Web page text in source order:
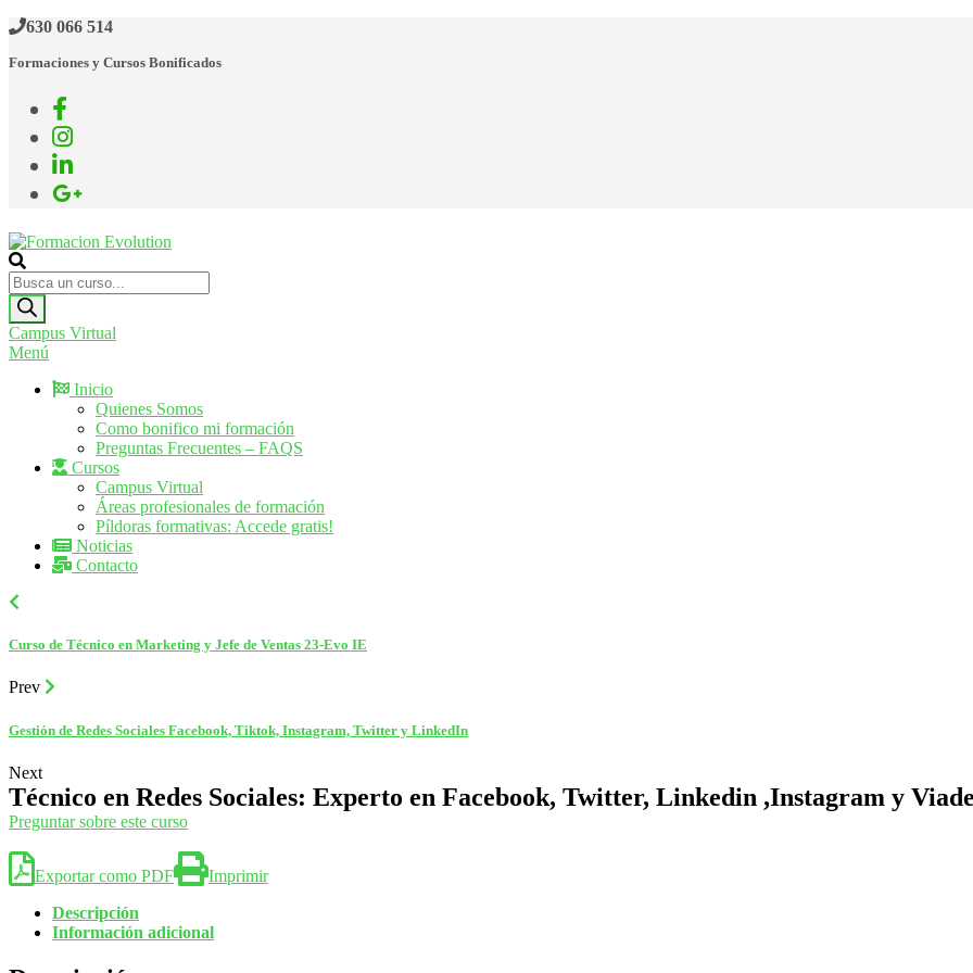
Saltar
contenido
630 066 514
Formaciones y Cursos Bonificados
Formacion Evolution
Cursos de formación continua
Búsqueda
de
productos
Campus Virtual
Menú
Inicio
Quienes Somos
Como bonifico mi formación
Preguntas Frecuentes – FAQS
Cursos
Campus Virtual
Áreas profesionales de formación
Píldoras formativas: Accede gratis!
Noticias
Contacto
Curso de Técnico en Marketing y Jefe de Ventas 23-Evo IE
Prev
Gestión de Redes Sociales Facebook, Tiktok, Instagram, Twitter y LinkedIn
Next
Técnico en Redes Sociales: Experto en Facebook, Twitter, Linkedin ,Instagram y
Preguntar sobre este curso
Exportar como PDF
Imprimir
Descripción
Información adicional